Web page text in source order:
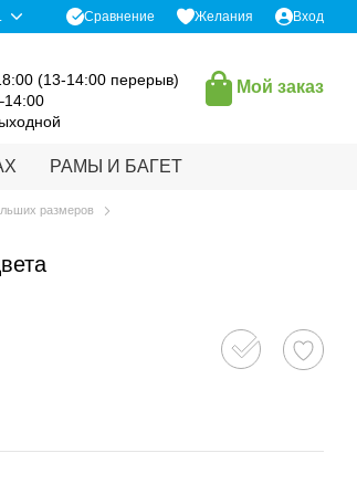
Сравнение Желания Вход
(13-14:00 перерыв)
Мой заказ
РАМЫ И БАГЕТ
размеров